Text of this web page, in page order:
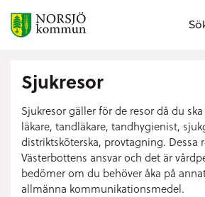
Sjukresor
Sjukresor gäller för de resor då du
läkare, tandläkare, tandhygienist,
distriktsköterska, provtagning. Dessa
Västerbottens ansvar och det är
bedömer om du behöver åka på
allmänna kommunikationsmedel.